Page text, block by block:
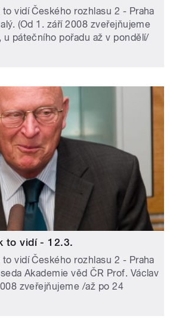
vidí Českého rozhlasu 2 - Praha
(Od 1. září 2008 zveřejňujeme
u pátečního pořadu až v pondělí/
to vidí - 12.3.
vidí Českého rozhlasu 2 - Praha
Akademie věd ČR Prof. Václav
zveřejňujeme /až po 24